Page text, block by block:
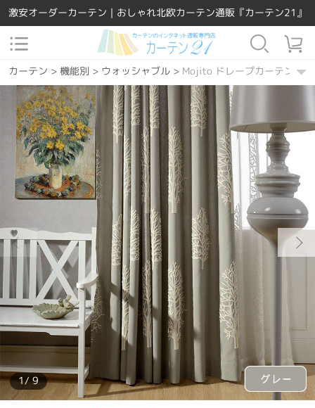
激安オーダーカーテン｜おしゃれ北欧カーテン通販『カーテン21』
カーテン > 機能別> ウォッシャブル> Mojito ドレープカーテン
カーテン>素材>ポリエステル>Mojito ドレープカーテン
カーテン>場所で選ぶ >リビング>
Mojito ドレープカーテン
カーテン>場所で選ぶ >寝室 >Mojito ドレープカーテン
カーテン>場所で選ぶ > ダイニング・キッチン>Mojito ドレープ
カーテン>デザインテイスト >洋風>Mojito ドレープカーテン
カーテン>機能別>遮熱保温>
Mojito ドレープカーテン
カーテン>デザインテイスト >モダン>
Mojito ドレープカーテン
ボタニカル> Mojito ドレープカーテン
カーテン>機能別> UVカット >Mojito ドレープカーテン
カーテン> デザインテイスト>北欧風 >Mojito ドレープカーテン
カーテン > デザインテイスト >エレガント>
Mojito ドレープカー
カーテン>カーテンの種類> ドレープカーテン >Mojito ドレープ
カーテン>カラー>アイボリー>
Mojito ドレープカーテン
カーテン>カラー>グリーン >Mojito ドレープカーテン
カーテン>カラー> ベージュ >Mojito ドレープカーテン
カーテン>カラー> グレー
Mojito ドレープカーテン
1/ 9